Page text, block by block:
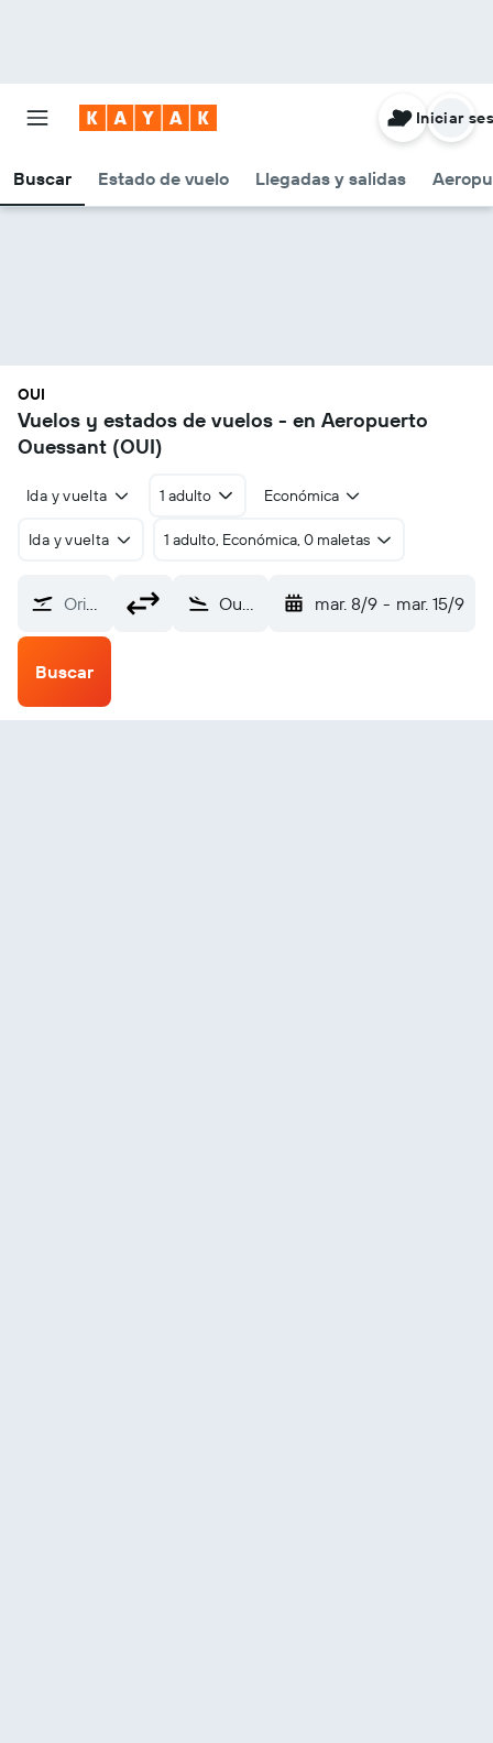
Buscar Estado de vuelo Llegadas y salidas
Iniciar
OUI
Vuelos y estados de vuelos - en Aeropuerto
Ouessant (OUI)
Ida y vuelta 1 adulto Económica
Ida y vuelta 1 adulto, Económica, 0 maletas
Origen Ouessant (OUI) mar. 8/9 - mar. 15/9
Buscar